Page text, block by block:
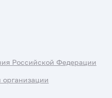
Российской Федерации
организации